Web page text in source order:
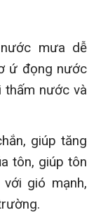
mưa dễ
ứ đọng nước
thấm nước và
giúp tăng
tôn, giúp tôn
gió mạnh,